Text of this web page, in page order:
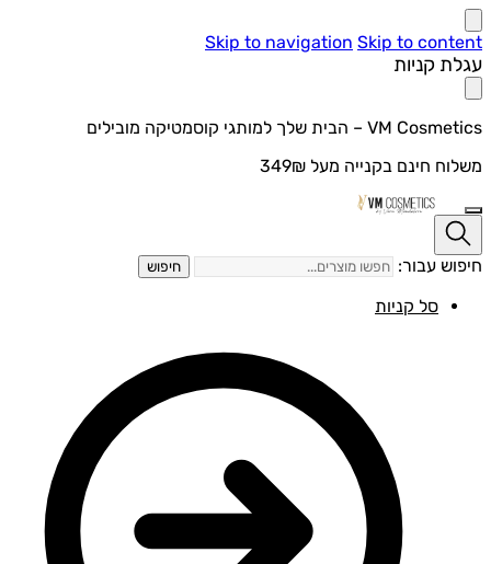
Skip to navigation Skip to content
עגלת קניות
VM Cosmetics – הבית שלך למותגי קוסמטיקה מובילים
משלוח חינם בקנייה מעל 349₪
חיפוש עבור: חיפוש
סל קניות